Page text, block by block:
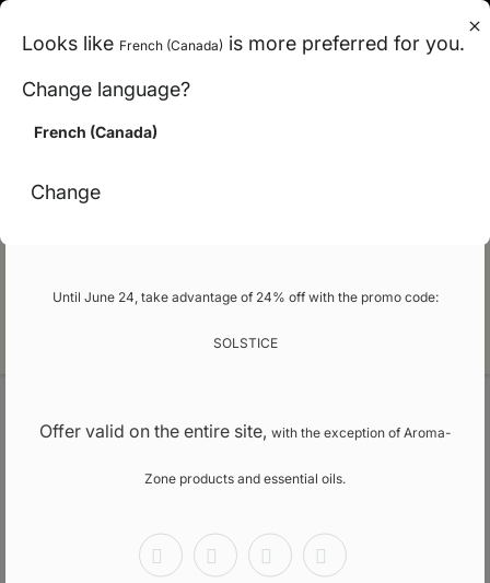
Until June 24, take advantage of 24% off with the promo code:
SOLSTICE
Offer valid on the entire site, with the exception of Aroma-
Zone products and essential oils.
Rosemary Bath bomb
RSS
Looks like French (Canada) is more preferred for you.
Change language?
French (Canada)
Change